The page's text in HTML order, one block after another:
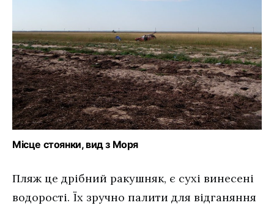
Місце стоянки, вид з Моря
Пляж це дрібний ракушняк, є сухі винесені
водорості. Їх зручно палити для відганяння